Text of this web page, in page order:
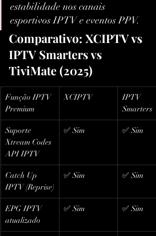
estabilidade nos canais
esportivos IPTV e eventos PPV.
Comparativo: XCIPTV vs
IPTV Smarters vs
TiviMate (2025)
Função IPTV
Premium
XCIPTV
IPTV
Smarters
Suporte
Xtream Codes
API IPTV
✅ Sim ✅ Sim
Catch Up
IPTV (Reprise)
✅ Sim ✅ Sim
EPG IPTV
atualizado
✅ Sim ✅ Sim